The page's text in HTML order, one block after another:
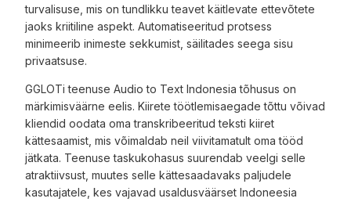
turvalisuse, mis on tundlikku teavet käitlevate ettevõtete
jaoks kriitiline aspekt. Automatiseeritud protsess
minimeerib inimeste sekkumist, säilitades seega sisu
privaatsuse.
GGLOTi teenuse Audio to Text Indonesia tõhusus on
märkimisväärne eelis. Kiirete töötlemisaegade tõttu võivad
kliendid oodata oma transkribeeritud teksti kiiret
kättesaamist, mis võimaldab neil viivitamatult oma tööd
jätkata. Teenuse taskukohasus suurendab veelgi selle
atraktiivsust, muutes selle kättesaadavaks paljudele
kasutajatele, kes vajavad usaldusväärset Indoneesia